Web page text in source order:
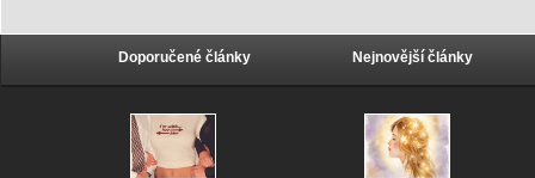
Doporučené články Nejnovější články